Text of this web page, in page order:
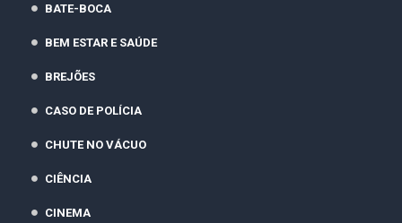
BATE-BOCA
BEM ESTAR E SAÚDE
BREJÕES
CASO DE POLÍCIA
CHUTE NO VÁCUO
CIÊNCIA
CINEMA